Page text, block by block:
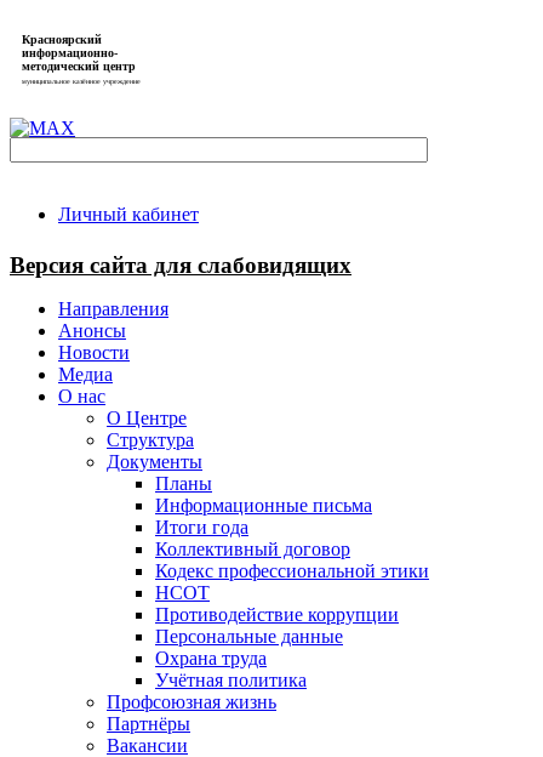
Красноярский
информационно-
методический центр
муниципальное казённое учреждение
Личный кабинет
Версия сайта для слабовидящих
Направления
Анонсы
Новости
Медиа
О нас
О Центре
Структура
Документы
Планы
Информационные письма
Итоги года
Коллективный договор
Кодекс профессиональной этики
НСОТ
Противодействие коррупции
Персональные данные
Охрана труда
Учётная политика
Профсоюзная жизнь
Партнёры
Вакансии